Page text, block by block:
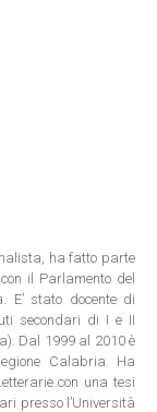
ha fatto parte
il Parlamento del
E’ stato docente di
secondari di I e II
Dal 1999 al 2010 è
Calabria. Ha
con una tesi
presso l’Università